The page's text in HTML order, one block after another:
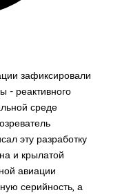
зафиксировали
- реактивного
среде
эту разработку
и крылатой
авиации
серийность, а